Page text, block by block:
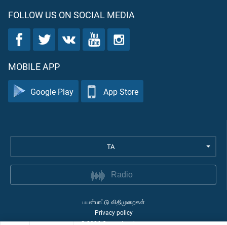
FOLLOW US ON SOCIAL MEDIA
MOBILE APP
Google Play App Store
TA
Radio
பயன்பாட்டு விதிமுறைகள்
Privacy policy
©2026Quran Academy